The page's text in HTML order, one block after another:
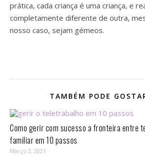
prática, cada criança é uma criança, e
completamente diferente de outra,
nosso caso, sejam gémeos.
TAMBÉM PODE
Como gerir com sucesso a fronteira entre
familiar em 10 passos⁣
Março 2, 2021